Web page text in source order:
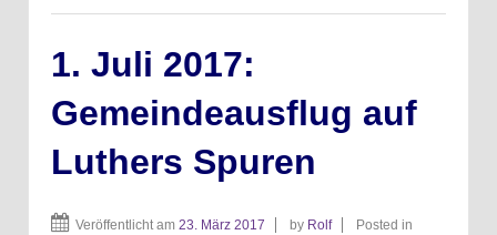
1. Juli 2017:
Gemeindeausflug auf
Luthers Spuren
Veröffentlicht am 23. März 2017 by Rolf
Posted in